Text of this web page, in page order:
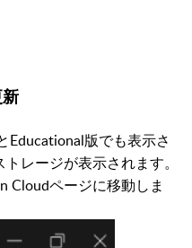
Educational版でも表示さ
レージが表示されます。
Cloudページに移動しま